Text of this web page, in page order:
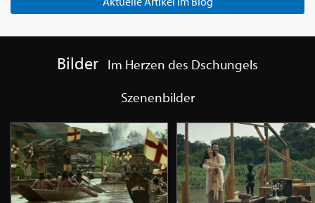
Bilder Im Herzen des Dschungels
Szenenbilder